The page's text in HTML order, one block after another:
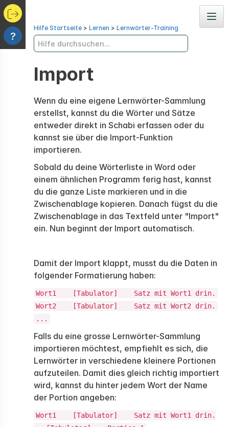
?
Hilfe Startseite > Lernen > Lernwörter-Training
Import
Wenn du eine eigene Lernwörter-Sammlung
erstellst, kannst du die Wörter und Sätze
entweder direkt in Schabi erfassen oder du
kannst sie über die Import-Funktion
importieren.
Sobald du deine Wörterliste in Word oder
einem ähnlichen Programm ferig hast, kannst
du die ganze Liste markieren und in die
Zwischenablage kopieren. Danach fügst du die
Zwischenablage in das Textfeld unter "Import"
ein. Nun beginnt der Import automatisch.
Damit der Import klappt, musst du die Daten in
folgender Formatierung haben:
Wort1 [Tabulator] Satz mit Wort1 drin.
Wort2 [Tabulator] Satz mit Wort2 drin.
...
Falls du eine grosse Lernwörter-Sammlung
importieren möchtest, empfiehlt es sich, die
Lernwörter in verschiedene kleinere Portionen
aufzuteilen. Damit dies gleich richtig importiert
wird, kannst du hinter jedem Wort der Name
der Portion angeben:
Wort1 [Tabulator] Satz mit Wort1 drin.